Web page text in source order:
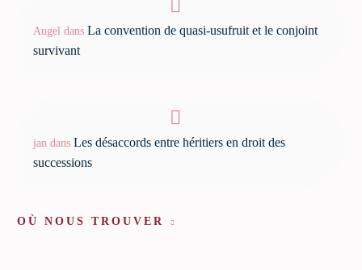
Augel dans La convention de quasi-usufruit et le conjoint
survivant
jan dans Les désaccords entre héritiers en droit des
successions
OÙ NOUS TROUVER